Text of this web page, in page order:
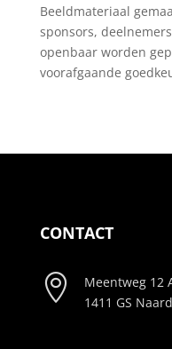
Beeldmateriaal
sponsors,
openbaar worden
voorafgaande
CONTACT

Meentweg 12
1411 GS